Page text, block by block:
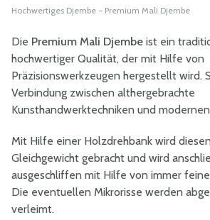
Hochwertiges Djembe - Premium Mali Djembe
Die Premium Mali Djembe ist ein
hochwertiger Qualität, der mit Hilfe von
Präzisionswerkzeugen hergestellt wird.
Verbindung zwischen althergebrachte
Kunsthandwerktechniken und
Mit Hilfe einer Holzdrehbank wird
Gleichgewicht gebracht und wird
ausgeschliffen mit Hilfe von immer
Die eventuellen Mikrorisse werden
verleimt.